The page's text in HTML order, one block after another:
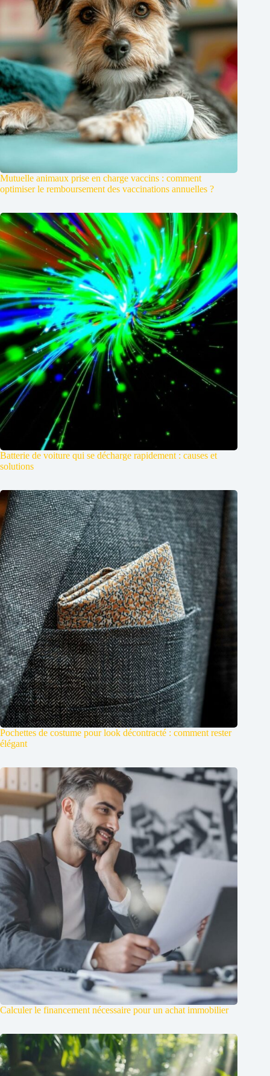
Mutuelle animaux prise en charge vaccins : comment
optimiser le remboursement des vaccinations annuelles ?
Batterie de voiture qui se décharge rapidement : causes et
solutions
Pochettes de costume pour look décontracté : comment rester
élégant
Calculer le financement nécessaire pour un achat immobilier